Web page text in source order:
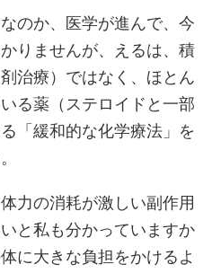
のか、医学が進んで、今
りませんが、えるは、積
治療）ではなく、ほとん
る薬（ステロイドと一部
「緩和的な化学療法」を
力の消耗が激しい副作用
と私も分かっていますか
に大きな負担をかけるよ